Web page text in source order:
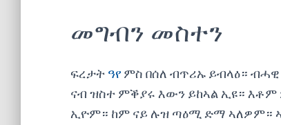
መግብን መስተን
ፍረታት ዓየ ምስ በሰለ ብጥሪኡ ይብላዕ።
ናብ ዝስተ ምቕያሩ እውን ይከኣል ኢዩ።
ኢዮም። ከም ናይ ሉዝ ጣዕሚ ድማ ኣለዎም።